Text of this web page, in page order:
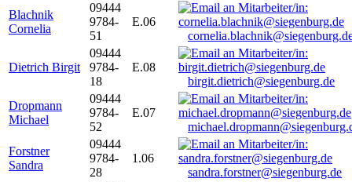
Blachnik
Cornelia
09444
9784-
51
E.06
Dietrich Birgit
09444
9784-
18
E.08
birgit.dietrich@siegenburg.de
Dropmann
Michael
09444
9784-
52
E.07
Forstner
Sandra
09444
9784-
28
1.06
sandra.forstner@siegenburg.de